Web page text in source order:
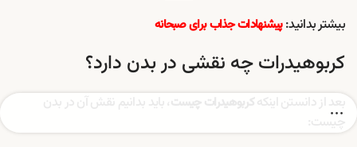
بیشتر بدانید:پیشنهادات جذاب برای صبحانه
کربوهیدرات چه نقشی در بدن دارد؟